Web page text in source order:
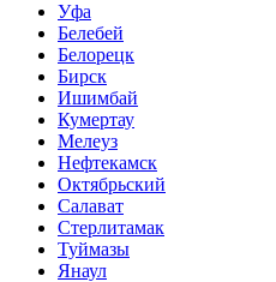
Уфа
Белебей
Белорецк
Бирск
Ишимбай
Кумертау
Мелеуз
Нефтекамск
Октябрьский
Салават
Стерлитамак
Туймазы
Янаул